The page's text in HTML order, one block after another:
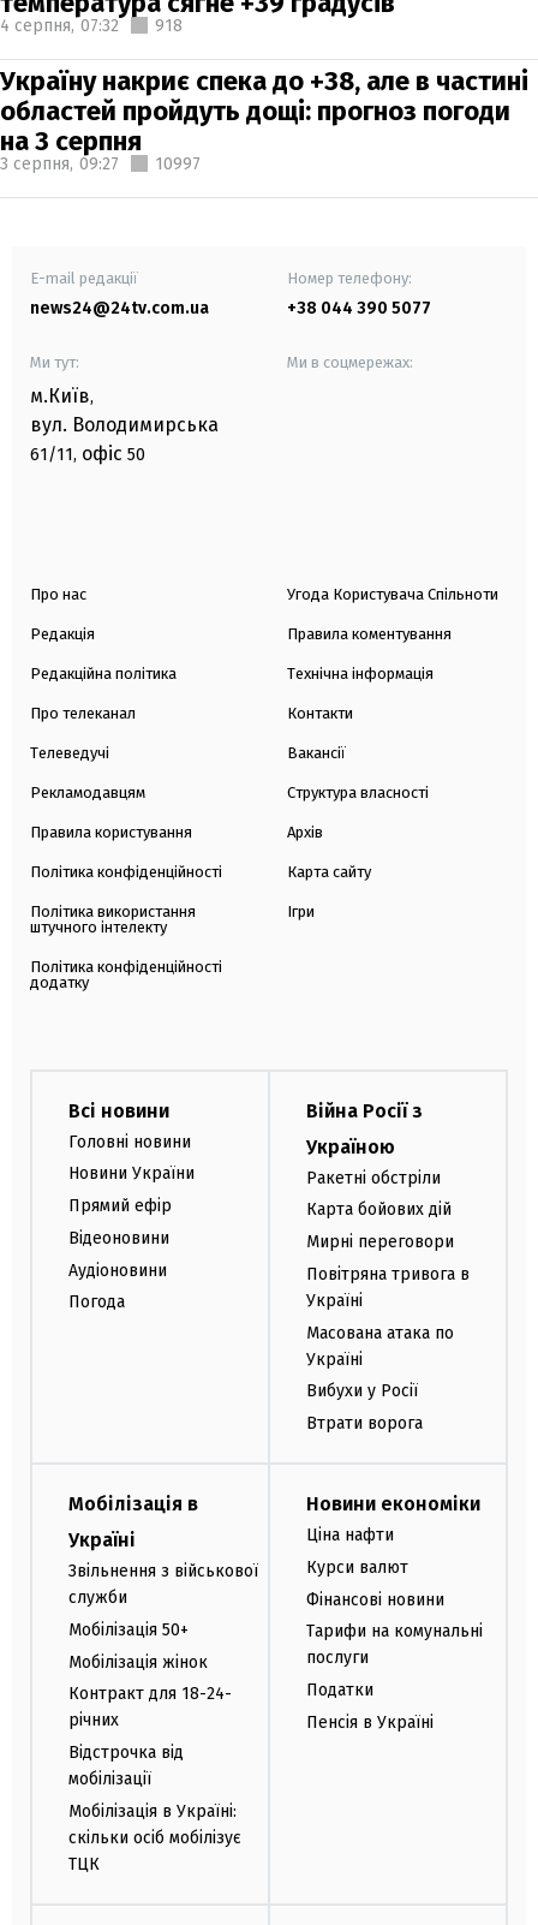
4 серпня, 07:32 918
Україну накриє спека до +38, але в частині
областей пройдуть дощі: прогноз погоди
на 3 серпня
3 серпня, 09:27 10997
E-mail редакції
news24@24tv.com.ua
Номер телефону:
+38 044 390 5077
Ми тут:
м.Київ,
вул. Володимирська
61/11, офіс 50
Ми в соцмережах:
Про нас
Редакція
Редакційна політика
Про телеканал
Телеведучі
Рекламодавцям
Правила користування
Політика конфіденційності
Політика використання
штучного інтелекту
Політика конфіденційності
додатку
Угода Користувача Спільноти
Правила коментування
Технічна інформація
Контакти
Вакансії
Структура власності
Архів
Карта сайту
Ігри
Всі новини
Головні новини
Новини України
Прямий ефір
Відеоновини
Аудіоновини
Погода
Війна Росії з
Україною
Ракетні обстріли
Карта бойових дій
Мирні переговори
Повітряна тривога в
Україні
Масована атака по
Україні
Вибухи у Росії
Втрати ворога
Мобілізація в
Україні
Звільнення з військової
служби
Мобілізація 50+
Мобілізація жінок
Контракт для 18-24-
річних
Відстрочка від
мобілізації
Мобілізація в Україні:
скільки осіб мобілізує
ТЦК
Новини економіки
Ціна нафти
Курси валют
Фінансові новини
Тарифи на комунальні
послуги
Податки
Пенсія в Україні